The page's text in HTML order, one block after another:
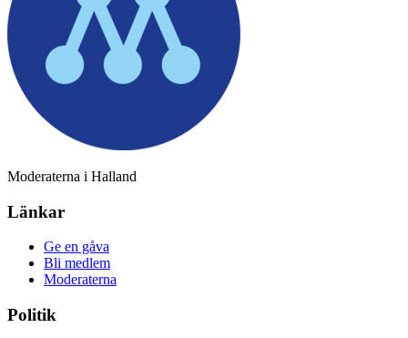
Moderaterna i Halland
Länkar
Ge en gåva
Bli medlem
Moderaterna
Politik